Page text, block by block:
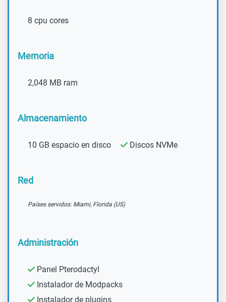
8 cpu cores
Memoria
2,048 MB ram
Almacenamiento
10 GB espacio en disco Discos NVMe
Red
Países servidos: Miami, Florida (US)
Administración
Panel Pterodactyl
Instalador de Modpacks
Instalador de plugins